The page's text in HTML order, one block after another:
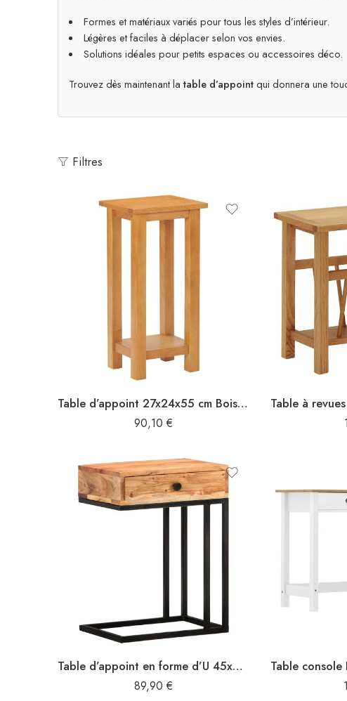
Formes et matériaux variés pour tous les styles d’intérieur.
Légères et faciles à déplacer selon vos envies.
Solutions idéales pour petits espaces ou accessoires déco.
Trouvez dès maintenant la table d’appointqui donnera une
Filtres
Table d’appoint 27x24x55 cm Bois de chêne massif
90,10 €
Table d’appoint en forme d’U 45x30x61 cm Bois d’acacia massif
89,90 €